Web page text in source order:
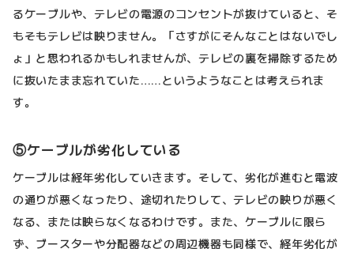
るケーブルや、テレビの電源のコンセントが抜けていると、そ
もそもテレビは映りません。「さすがにそんなことはないでし
ょ」と思われるかもしれませんが、テレビの裏を掃除するため
に抜いたまま忘れていた……というようなことは考えられま
す。
⑤ケーブルが劣化している
ケーブルは経年劣化していきます。そして、劣化が進むと電波
の通りが悪くなったり、途切れたりして、テレビの映りが悪く
なる、または映らなくなるわけです。また、ケーブルに限ら
ず、ブースターや分配器などの周辺機器も同様で、経年劣化が